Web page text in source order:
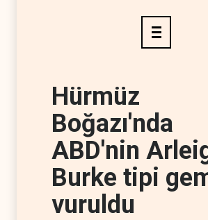
Hürmüz
Boğazı'nda
ABD'nin
Burke tipi
vuruldu